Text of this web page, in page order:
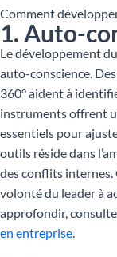
Comment
1. Auto-
Le développement
auto-conscience.
360° aident à
instruments offrent
essentiels pour
outils réside dans
des conflits internes.
volonté du leader à
approfondir,
en entreprise